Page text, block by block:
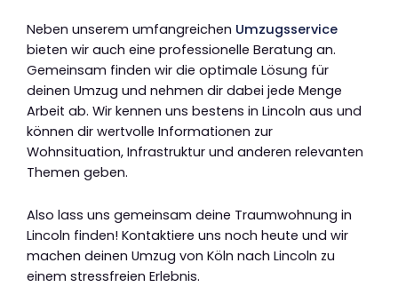
Neben unserem umfangreichen Umzugsservice
bieten wir auch eine professionelle Beratung an.
Gemeinsam finden wir die optimale Lösung für
deinen Umzug und nehmen dir dabei jede Menge
Arbeit ab. Wir kennen uns bestens in Lincoln aus und
können dir wertvolle Informationen zur
Wohnsituation, Infrastruktur und anderen relevanten
Themen geben.
Also lass uns gemeinsam deine Traumwohnung in
Lincoln finden! Kontaktiere uns noch heute und wir
machen deinen Umzug von Köln nach Lincoln zu
einem stressfreien Erlebnis.